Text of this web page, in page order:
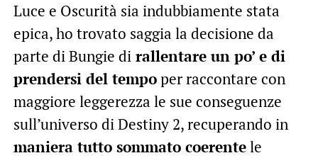
Luce e Oscurità sia indubbiamente stata
epica, ho trovato saggia la decisione da
parte di Bungie dirallentare un po’ e di
prendersi del tempoper raccontare con
maggiore leggerezza le sue conseguenze
sull’universo di Destiny 2, recuperando in
maniera tutto sommato coerentele